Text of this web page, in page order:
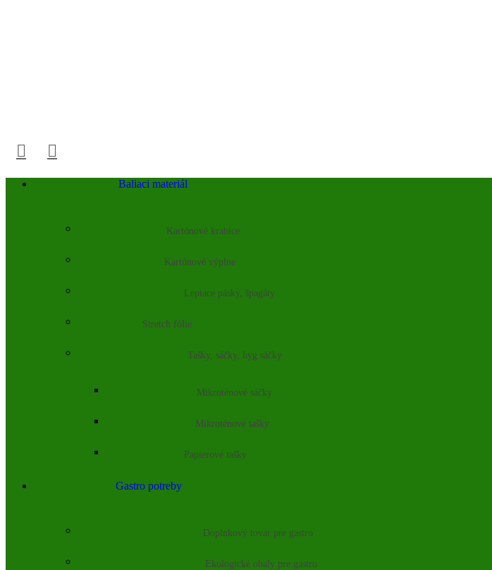
Baliaci materiál
Kartónové krabice
Kartónové výplne
Lepiace pásky, špagáty
Stretch fólie
Tašky, sáčky, hyg sáčky
Mikroténové sáčky
Mikroténové tašky
Papierové tašky
Gastro potreby
Doplnkový tovar pre gastro
Ekologické obaly pre gastro